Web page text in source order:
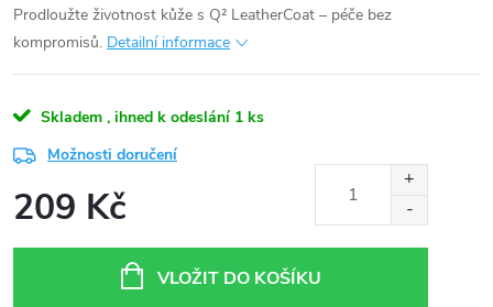
Prodloužte životnost kůže s Q² LeatherCoat – péče bez
kompromisů. Detailní informace
Skladem , ihned k odeslání 1 ks
Možnosti doručení
209 Kč
VLOŽIT DO KOŠÍKU